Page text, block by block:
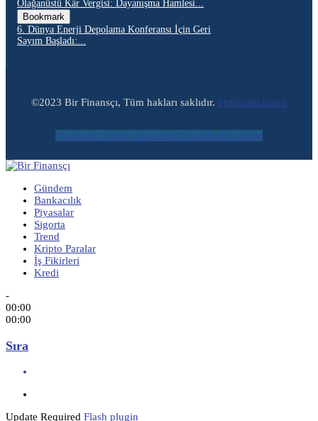
Olağanüstü Kâr Vergisi: Dayanışma Hamlesi...
Bookmark
6. Dünya Enerji Depolama Konferansı İçin Geri
Sayım Başladı:...
©2023 Bir Finansçı, Tüm hakları saklıdır. birfinansci.com
Facebook Twitter Instagram Youtube Envelope
Gündem
Bankacılık
Piyasalar
Sigorta
Trend
Kripto Paralar
İş Fikirleri
Kredi
-
00:00
00:00
Sıra
Update Required Flash plugin